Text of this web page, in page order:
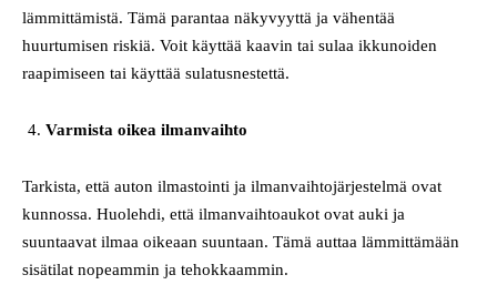
lämmittämistä. Tämä parantaa näkyvyyttä ja vähentää
huurtumisen riskiä. Voit käyttää kaavin tai sulaa ikkunoiden
raapimiseen tai käyttää sulatusnestettä.
Varmista oikea ilmanvaihto
Tarkista, että auton ilmastointi ja ilmanvaihtojärjestelmä ovat
kunnossa. Huolehdi, että ilmanvaihtoaukot ovat auki ja
suuntaavat ilmaa oikeaan suuntaan. Tämä auttaa lämmittämään
sisätilat nopeammin ja tehokkaammin.